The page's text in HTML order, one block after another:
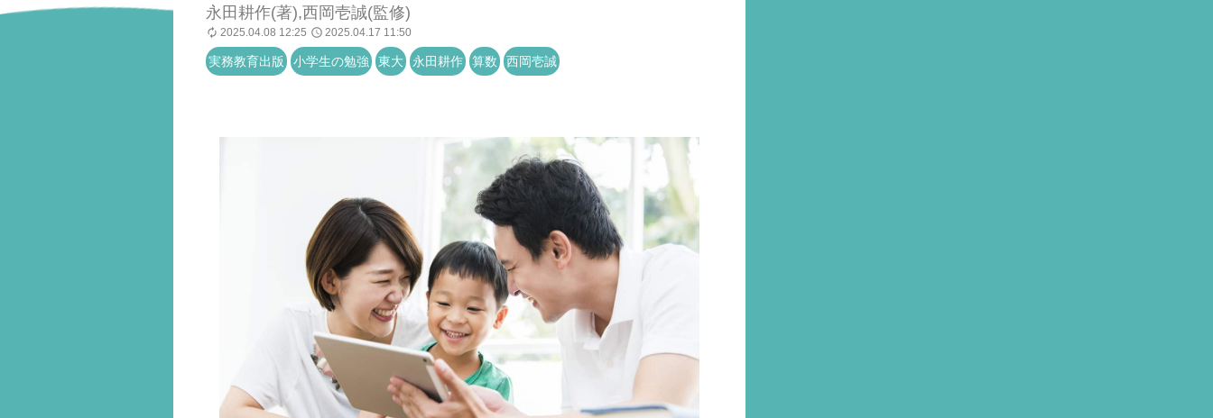
永田耕作(著),西岡壱誠(監修)
2025.04.08 12:25 2025.04.17 11:50
実務教育出版 小学生の勉強 東大 永田耕作 算数 西岡壱誠